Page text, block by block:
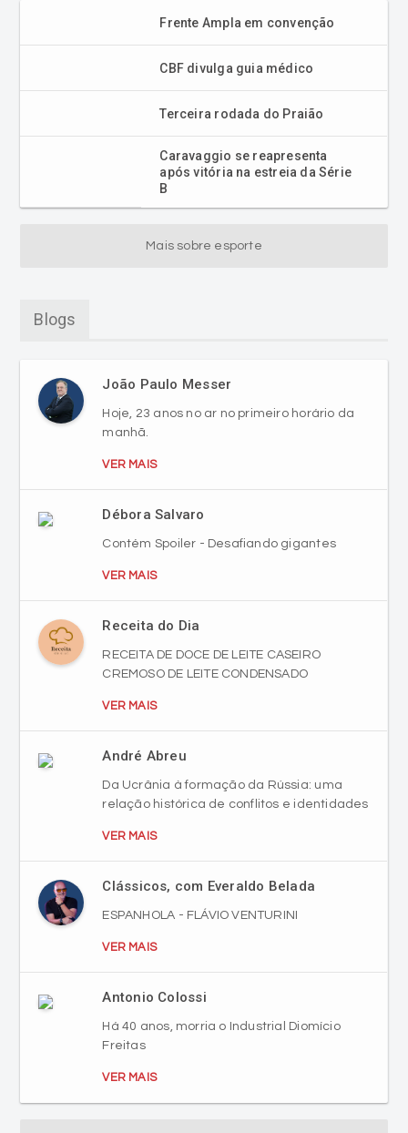
Frente Ampla em convenção
CBF divulga guia médico
Terceira rodada do Praião
Caravaggio se reapresenta
após vitória na estreia da Série
B
Mais sobre esporte
Blogs
João Paulo Messer
Hoje, 23 anos no ar no primeiro horário da
manhã.
VER MAIS
Débora Salvaro
Contém Spoiler - Desafiando gigantes
VER MAIS
Receita do Dia
RECEITA DE DOCE DE LEITE CASEIRO
CREMOSO DE LEITE CONDENSADO
VER MAIS
André Abreu
Da Ucrânia à formação da Rússia: uma
relação histórica de conflitos e identidades
VER MAIS
Clássicos, com Everaldo Belada
ESPANHOLA - FLÁVIO VENTURINI
VER MAIS
Antonio Colossi
Há 40 anos, morria o Industrial Diomício
Freitas
VER MAIS